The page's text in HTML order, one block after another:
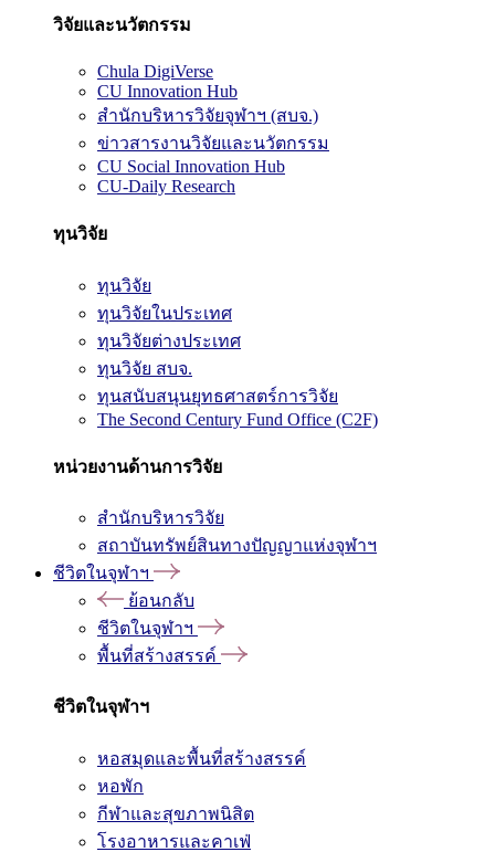
วิจัยและนวัตกรรม
Chula DigiVerse
CU Innovation Hub
สำนักบริหารวิจัยจุฬาฯ (สบจ.)
ข่าวสารงานวิจัยและนวัตกรรม
CU Social Innovation Hub
CU-Daily Research
ทุนวิจัย
ทุนวิจัย
ทุนวิจัยในประเทศ
ทุนวิจัยต่างประเทศ
ทุนวิจัย สบจ.
ทุนสนับสนุนยุทธศาสตร์การวิจัย
The Second Century Fund Office (C2F)
หน่วยงานด้านการวิจัย
สำนักบริหารวิจัย
สถาบันทรัพย์สินทางปัญญาแห่งจุฬาฯ
ชีวิตในจุฬาฯ
ย้อนกลับ
ชีวิตในจุฬาฯ
พื้นที่สร้างสรรค์
ชีวิตในจุฬาฯ
หอสมุดและพื้นที่สร้างสรรค์
หอพัก
กีฬาและสุขภาพนิสิต
โรงอาหารและคาเฟ่